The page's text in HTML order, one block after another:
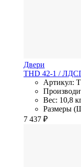
Двери
THD 42-1 /
Артикул:
Вес: 10,8
Размеры
7 437 ₽